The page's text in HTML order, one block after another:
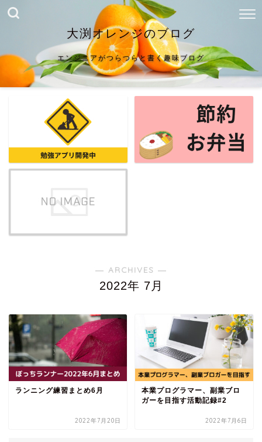
大渕オレンジのブログ
エンジニアがつらつらと書く趣味ブログ
― ARCHIVES ―
2022年 7月
ランニング練習まとめ6月
2022年7月20日
本業プログラマー、副業ブロ
ガーを目指す活動記録#2
2022年7月6日